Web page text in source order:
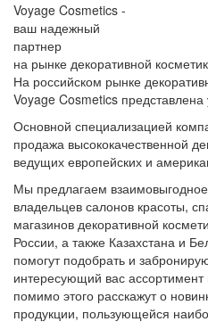
Voyage Cosmetics -
ваш надежный
партнер
на рынке декоративной
На российском рынке
Voyage Cosmetics
Основной специализацией
продажа высококачественной
ведущих европейских и
Мы предлагаем
владельцев салонов красоты,
магазинов декоративной
России, а также Казахстана и
помогут подобрать и
интересующий вас
помимо этого расскажут о
продукции, пользующейся